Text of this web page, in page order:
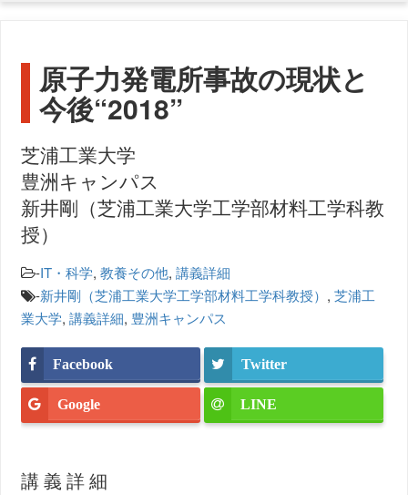
原子力発電所事故の現状と
今後“2018”
芝浦工業大学
豊洲キャンパス
新井剛（芝浦工業大学工学部材料工学科教
授）
-IT・科学,教養その他,講義詳細
-新井剛（芝浦工業大学工学部材料工学科教授） ,芝浦工
業大学,講義詳細, 豊洲キャンパス
Facebook Twitter
Google LINE
講義詳細